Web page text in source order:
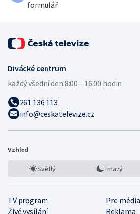
formulář
Divácké centrum
každý všední den:8:00—16:00 hodin
261 136 113
info@ceskatelevize.cz
Vzhled
Světlý Tmavý
TV program
Pro média
Živé vysílání
Reklama